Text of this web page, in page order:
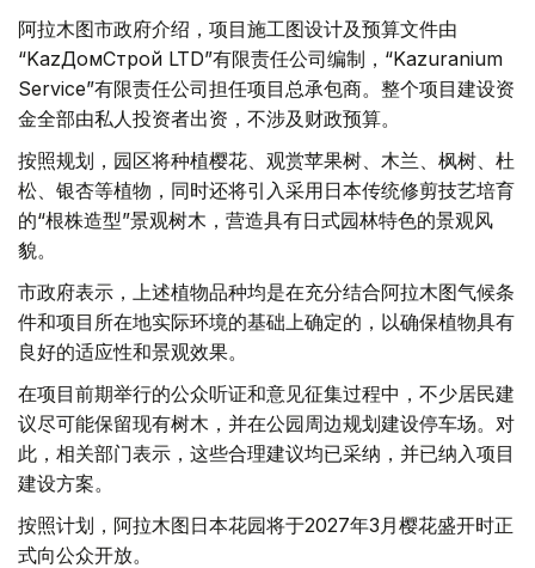
阿拉木图市政府介绍，项目施工图设计及预算文件由
“KazДомСтрой LTD”有限责任公司编制，“Kazuranium
Service”有限责任公司担任项目总承包商。整个项目建设资
金全部由私人投资者出资，不涉及财政预算。
按照规划，园区将种植樱花、观赏苹果树、木兰、枫树、杜
松、银杏等植物，同时还将引入采用日本传统修剪技艺培育
的“根株造型”景观树木，营造具有日式园林特色的景观风
貌。
市政府表示，上述植物品种均是在充分结合阿拉木图气候条
件和项目所在地实际环境的基础上确定的，以确保植物具有
良好的适应性和景观效果。
在项目前期举行的公众听证和意见征集过程中，不少居民建
议尽可能保留现有树木，并在公园周边规划建设停车场。对
此，相关部门表示，这些合理建议均已采纳，并已纳入项目
建设方案。
按照计划，阿拉木图日本花园将于2027年3月樱花盛开时正
式向公众开放。